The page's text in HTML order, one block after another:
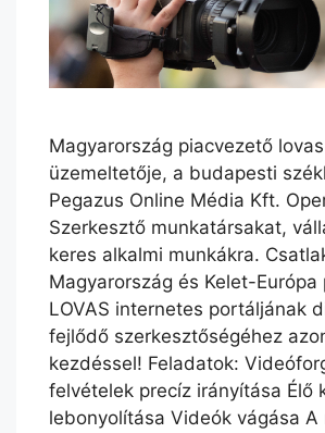
Magyarország piacvezető
üzemeltetője, a budapesti
Pegazus Online Média Kft.
Szerkesztő munkatársakat,
keres alkalmi munkákra.
Magyarország és Kelet-Európa
LOVAS internetes portáljának
fejlődő szerkesztőségéhez
kezdéssel! Feladatok:
felvételek precíz irányítása Élő
lebonyolítása Videók vágása A